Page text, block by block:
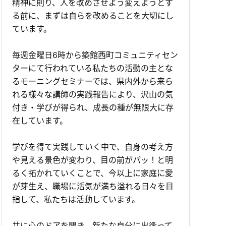
精神に則り、人を改めさせよう変えようとす
る前に、まずは自らを改めることを大切にし
ています。
毎週金曜日6時から築館西町コミュニティセン
ターにて行われている私たちの活動の主とな
るモーニングセミナーでは、県内外から来ら
れる様々な講師の実践報告により、沢山の気
付き・学びが得られ、成長の種が無限大に存
在しています。
学びを得て実践していく中で、自身の考え方
や見える景色が変わり、目の前がパッ！と明
るく拓かれていくことで、今以上に家庭に愛
が芽生え、職場に活気が満ち溢れる日々を目
指して、私たちは活動しています。